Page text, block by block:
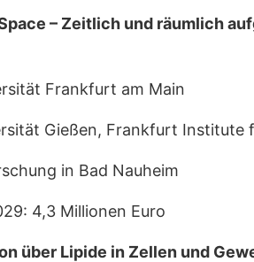
– Zeitlich und räumlich
Frankfurt am Main
Gießen, Frankfurt Institute
in Bad Nauheim
4,3 Millionen Euro
über Lipide in Zellen und